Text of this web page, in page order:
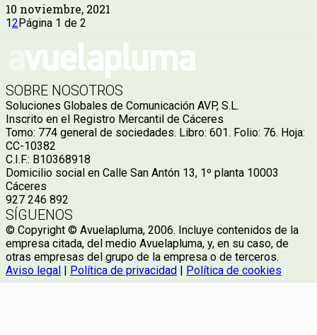
10 noviembre, 2021
12Página 1 de 2
SOBRE NOSOTROS
Soluciones Globales de Comunicación AVP, S.L.
Inscrito en el Registro Mercantil de Cáceres
Tomo: 774 general de sociedades. Libro: 601. Folio: 76. Hoja:
CC-10382
C.I.F.: B10368918
Domicilio social en Calle San Antón 13, 1º planta 10003
Cáceres
927 246 892
SÍGUENOS
© Copyright © Avuelapluma, 2006. Incluye contenidos de la
empresa citada, del medio Avuelapluma, y, en su caso, de
otras empresas del grupo de la empresa o de terceros.
Aviso legal | Política de privacidad | Política de cookies